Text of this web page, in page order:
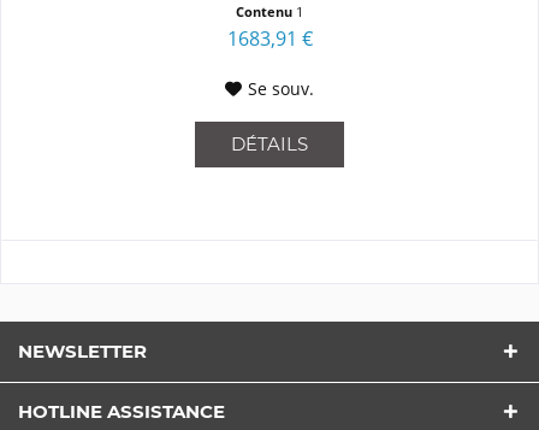
Contenu 1
1683,91 €
Se souv.
DÉTAILS
NEWSLETTER
HOTLINE ASSISTANCE